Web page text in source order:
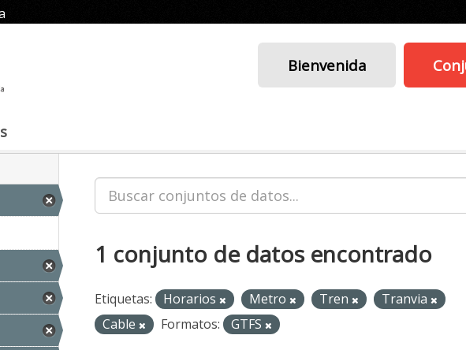
Bienvenida
1 conjunto de datos encontrado
Etiquetas: Horarios Metro Tren
Tranvia
Cable
Formatos: GTFS